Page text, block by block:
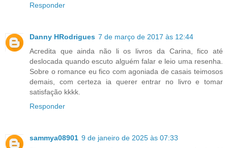
Responder
Danny HRodrigues 7 de março de 2017 às 12:44
Acredita que ainda não li os livros da Carina, fico até
deslocada quando escuto alguém falar e leio uma resenha.
Sobre o romance eu fico com agoniada de casais teimosos
demais, com certeza ia querer entrar no livro e tomar
satisfação kkkk.
Responder
sammya08901 9 de janeiro de 2025 às 07:33